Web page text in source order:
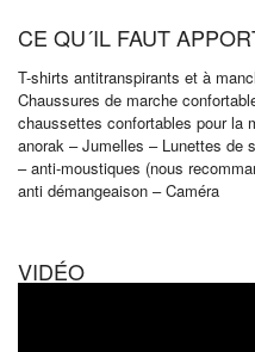
CE QU´IL FAUT
T-shirts antitranspirants et à
Chaussures de marche
chaussettes confortables pour la
anorak – Jumelles – Lunettes de
– anti-moustiques (nous
anti démangeaison – Caméra
VIDÉO